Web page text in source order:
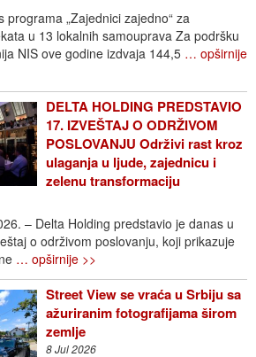
programa „Zajednici zajedno“ za
u 13 lokalnih samouprava Za podršku
NIS ove godine izdvaja 144,5 … opširnije
DELTA HOLDING PREDSTAVIO
17. IZVEŠTAJ O ODRŽIVOM
POSLOVANJU Održivi rast kroz
ulaganja u ljude, zajednicu i
zelenu transformaciju
– Delta Holding predstavio je danas u
o održivom poslovanju, koji prikazuje
… opširnije >>
Street View se vraća u Srbiju sa
ažuriranim fotografijama širom
zemlje
8 Jul 2026